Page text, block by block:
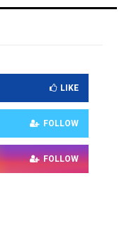
LIKE
FOLLOW
FOLLOW